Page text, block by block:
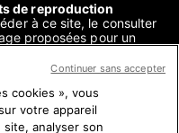
de reproduction
à ce site, le consulter
proposées pour un
de tout ou partie du
l’AFP, est interdite. Les
factuel sont
la mesure nécessaire à la
cookies », vous
votre appareil
site, analyser son
Continuer sans accepter